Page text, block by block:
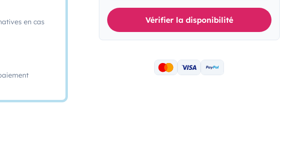
en cas
Vérifier la disponibilité